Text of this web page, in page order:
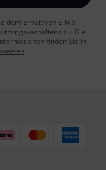
dem Erhalt von E-Mail-
zu. Die
finden Sie in
.